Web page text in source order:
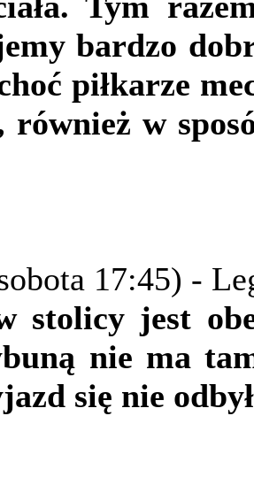
bardzo
piłkarze
również w
17:45) -
stolicy jest
nie ma
się nie